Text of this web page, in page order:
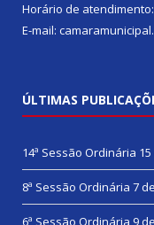
Horário de
E-mail:
ÚLTIMAS
14ª Sessão Ordinária
8ª Sessão Ordinária 7
6ª Sessão Ordinária 9